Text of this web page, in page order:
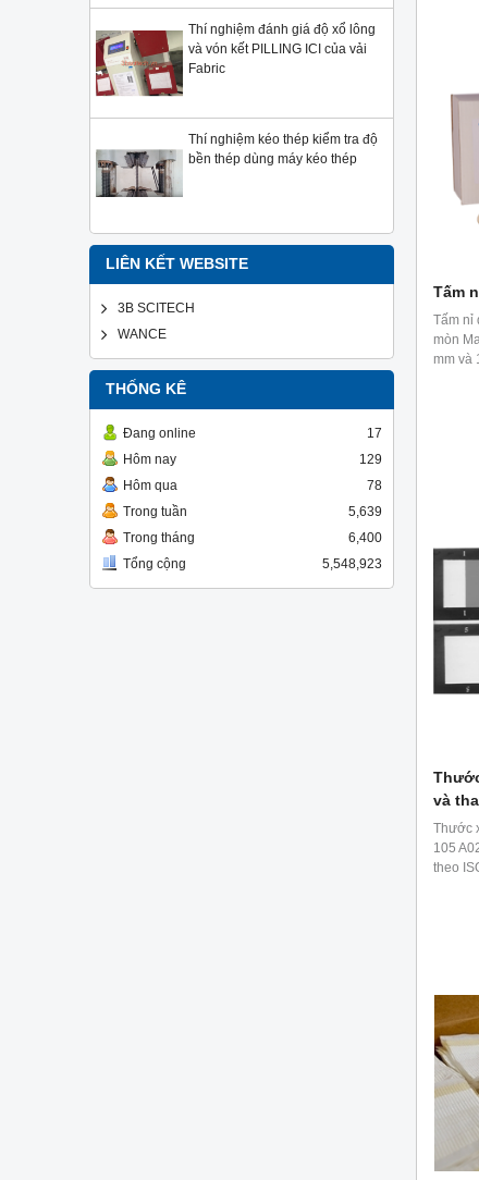
Thí nghiệm đánh giá độ xổ lông
và vón kết PILLING ICI của vải
Fabric
Thí nghiệm kéo thép kiểm tra độ
bền thép dùng máy kéo thép
LIÊN KẾT WEBSITE
3B SCITECH
WANCE
THỐNG KÊ
Đang online
17
Hôm nay
129
Hôm qua
78
Trong tuần
5,639
Trong tháng
6,400
Tổng cộng
5,548,923
Tấm
Tấm nỉ
mòn
mm và
và
Thước
105
theo